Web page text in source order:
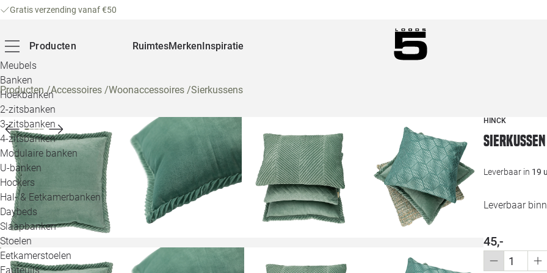
Gratis verzending vanaf €50
Producten
Meubels
Banken
Hoekbanken
2-zitsbanken
3-zitsbanken
4-zitsbanken
Modulaire banken
U-banken
Hockers
Hal- & Eetkamerbanken
Daybeds
Slaapbanken
Stoelen
Eetkamerstoelen
Fauteuils
RuimtesMerkenInspiratie
Producten/Accessoires /Woonaccessoires /Sierkussens
HINCK
Leverbaar in 19
Leverbaar
45,-